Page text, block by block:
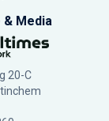
Media
20-C